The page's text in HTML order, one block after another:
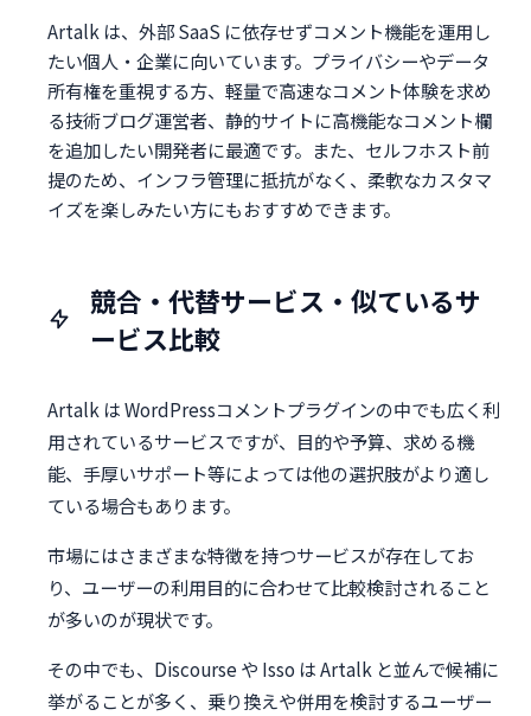
Artalk は、外部 SaaS に依存せずコメント機能を運用し
たい個人・企業に向いています。プライバシーやデータ
所有権を重視する方、軽量で高速なコメント体験を求め
る技術ブログ運営者、静的サイトに高機能なコメント欄
を追加したい開発者に最適です。また、セルフホスト前
提のため、インフラ管理に抵抗がなく、柔軟なカスタマ
イズを楽しみたい方にもおすすめできます。
競合・代替サービス・似ているサ
ービス比較
Artalk は WordPressコメントプラグインの中でも広く利
用されているサービスですが、目的や予算、求める機
能、手厚いサポート等によっては他の選択肢がより適し
ている場合もあります。
市場にはさまざまな特徴を持つサービスが存在してお
り、ユーザーの利用目的に合わせて比較検討されること
が多いのが現状です。
その中でも、Discourse や Isso は Artalk と並んで候補に
挙がることが多く、乗り換えや併用を検討するユーザー